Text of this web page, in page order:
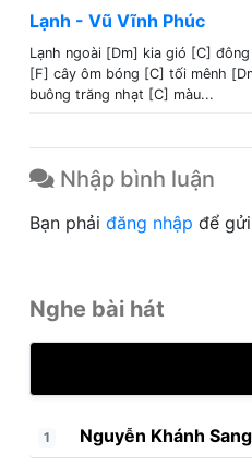
Lạnh - Vũ Vĩnh Phúc
Lạnh ngoài [Dm] kia gió [C]
[F] cây ôm bóng [C] tối mênh
buông trăng nhạt [C] màu...
Nhập bình luận
Bạn phải đăng nhập để
Nghe bài hát
1 Nguyễn Khánh Sang